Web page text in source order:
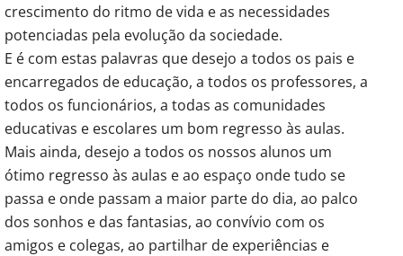
crescimento do ritmo de vida e as necessidades
potenciadas pela evolução da sociedade.
E é com estas palavras que desejo a todos os pais e
encarregados de educação, a todos os professores, a
todos os funcionários, a todas as comunidades
educativas e escolares um bom regresso às aulas.
Mais ainda, desejo a todos os nossos alunos um
ótimo regresso às aulas e ao espaço onde tudo se
passa e onde passam a maior parte do dia, ao palco
dos sonhos e das fantasias, ao convívio com os
amigos e colegas, ao partilhar de experiências e